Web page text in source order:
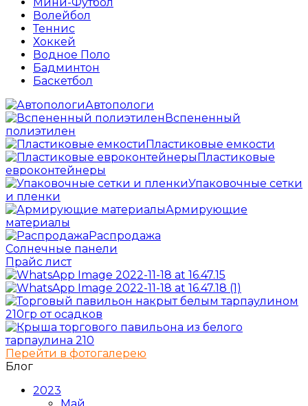
Мини-Футбол
Волейбол
Теннис
Хоккей
Водное Поло
Бадминтон
Баскетбол
Автопологи
Вспененный
полиэтилен
Пластиковые емкости
Пластиковые
евроконтейнеры
Упаковочные сетки
и пленки
Армирующие
материалы
Распродажа
Солнечные панели
Прайс лист
Перейти в фотогалерею
Блог
2023